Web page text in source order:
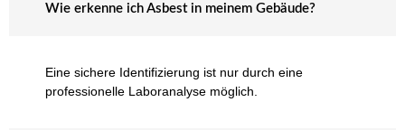
Wie erkenne ich Asbest in meinem Gebäude?
Eine sichere Identifizierung ist nur durch eine
professionelle Laboranalyse möglich.